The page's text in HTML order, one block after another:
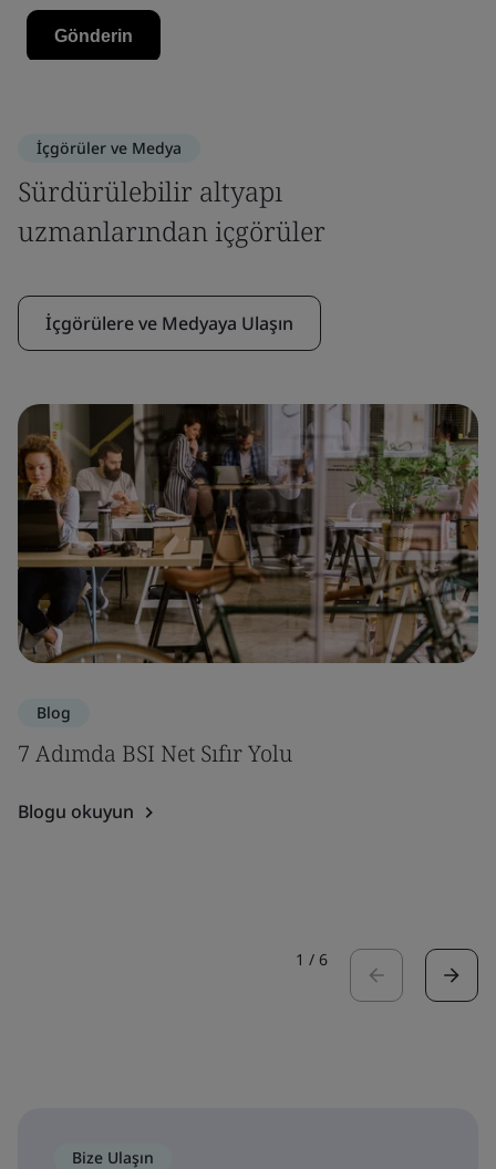
İçgörüler ve Medya
Sürdürülebilir altyapı
uzmanlarından içgörüler
İçgörülere ve Medyaya Ulaşın
Blog
7 Adımda BSI Net Sıfır Yolu
Blogu okuyun
1 / 6
Bize Ulaşın